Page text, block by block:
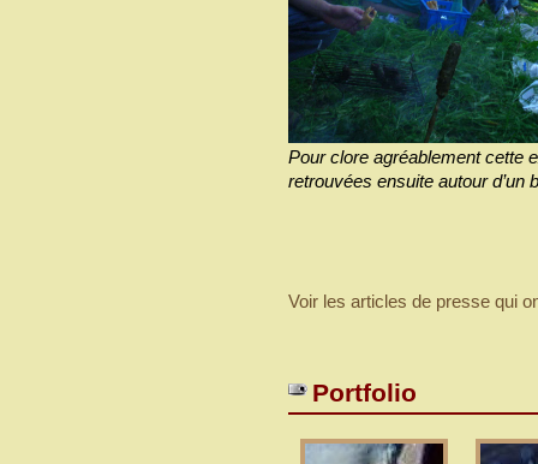
Pour clore agréablement cette
retrouvées ensuite autour d’un
Voir les articles de presse qui
Portfolio